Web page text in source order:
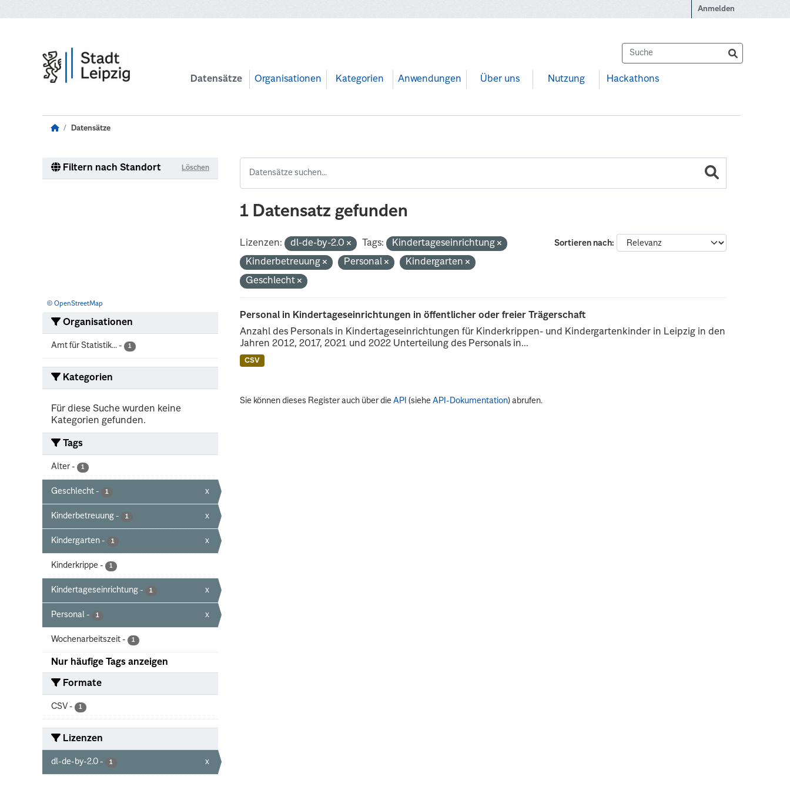
Anmelden
Datensätze Organisationen Kategorien Anwendungen Über uns Nutzung Hackathons
Datensätze
Filtern nach Standort Löschen
© OpenStreetMap
Organisationen
Amt für Statistik... - 1
Kategorien
Für diese Suche wurden keine
Kategorien gefunden.
Tags
Alter - 1
Geschlecht - 1 x
Kinderbetreuung - 1 x
Kindergarten - 1 x
Kinderkrippe - 1
Kindertageseinrichtung - 1 x
Personal - 1 x
Wochenarbeitszeit - 1
Nur häufige Tags anzeigen
Formate
CSV - 1
Lizenzen
dl-de-by-2.0 - 1 x
1 Datensatz gefunden
Sortieren nach
Lizenzen: dl-de-by-2.0 Tags:
Kindertageseinrichtung
Kinderbetreuung
Personal
Kindergarten
Geschlecht
Personal in Kindertageseinrichtungen in öffentlicher oder freier Trägerschaft
Anzahl des Personals in Kindertageseinrichtungen für Kinderkrippen- und Kindergartenkinder in Leipzig in den
Jahren 2012, 2017, 2021 und 2022 Unterteilung des Personals in...
CSV
Sie können dieses Register auch über dieAPI (sieheAPI-Dokumentation) abrufen.